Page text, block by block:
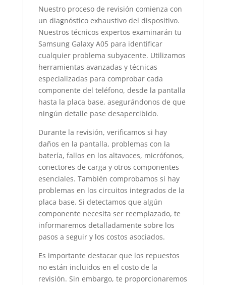
Nuestro proceso de revisión comienza con
un diagnóstico exhaustivo del dispositivo.
Nuestros técnicos expertos examinarán tu
Samsung Galaxy A05 para identificar
cualquier problema subyacente. Utilizamos
herramientas avanzadas y técnicas
especializadas para comprobar cada
componente del teléfono, desde la pantalla
hasta la placa base, asegurándonos de que
ningún detalle pase desapercibido.
Durante la revisión, verificamos si hay
daños en la pantalla, problemas con la
batería, fallos en los altavoces, micrófonos,
conectores de carga y otros componentes
esenciales. También comprobamos si hay
problemas en los circuitos integrados de la
placa base. Si detectamos que algún
componente necesita ser reemplazado, te
informaremos detalladamente sobre los
pasos a seguir y los costos asociados.
Es importante destacar que los repuestos
no están incluidos en el costo de la
revisión. Sin embargo, te proporcionaremos